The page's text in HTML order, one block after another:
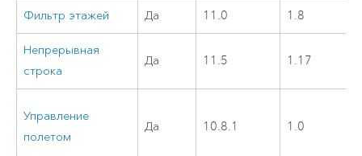
Фильтр этажей Да 11.0 1.8
Непрерывная
строка
Да 11.5 1.17
Управление
полетом
Да 10.8.1 1.0